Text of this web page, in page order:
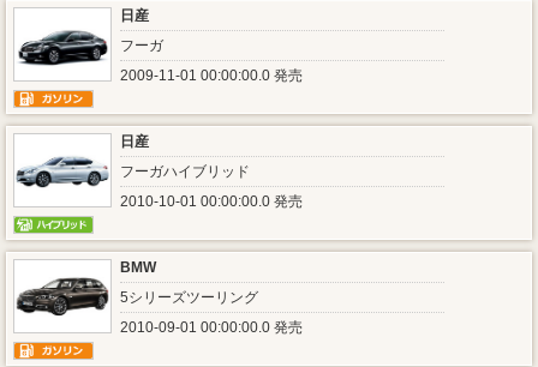
日産
フーガ
2009-11-01 00:00:00.0 発売
日産
フーガハイブリッド
2010-10-01 00:00:00.0 発売
BMW
5シリーズツーリング
2010-09-01 00:00:00.0 発売